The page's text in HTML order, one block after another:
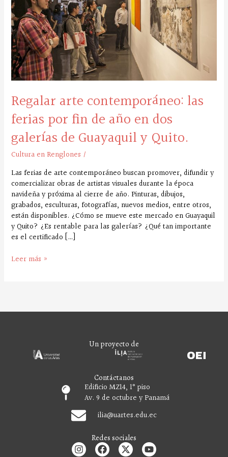
Regalar arte contemporáneo: las
ferias por fin de año en dos
galerías de Guayaquil y Quito.
Cultura en Renglones /
Las ferias de arte contemporáneo buscan promover, difundir y
comercializar obras de artistas visuales durante la época
navideña y próxima al cierre de año. Pinturas, dibujos,
grabados, esculturas, fotografías, nuevos medios, entre otros,
están disponibles. ¿Cómo se mueve este mercado en Guayaquil
y Quito? ¿Es rentable para las galerías? ¿Qué tan importante
es el certificado […]
ferias
por
fin
de
año
en
dos
galerías
Guayaquil
Quito.
Leer más »
Un proyecto de
Contáctanos
Edificio MZ14, 1° piso
Av. 9 de octubre y Panamá
ilia@uartes.edu.ec
Redes sociales
I F X Y